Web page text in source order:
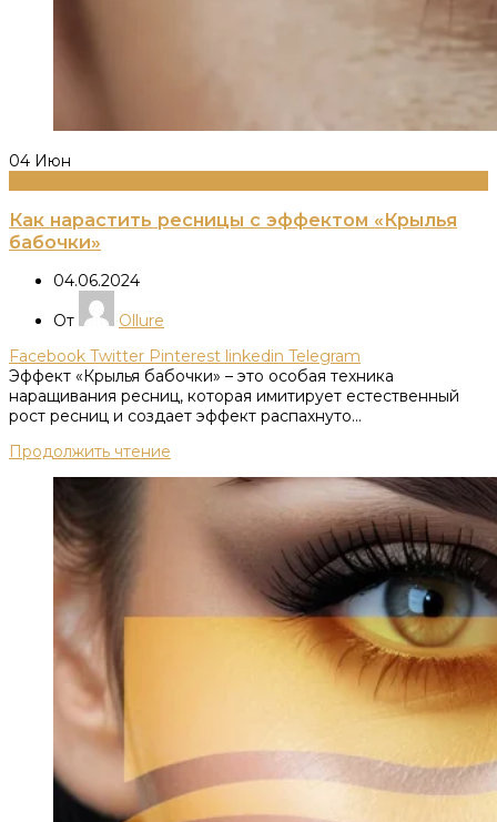
04 Июн
Как нарастить ресницы с эффектом «Крылья
бабочки»
04.06.2024
От
Ollure
Facebook Twitter Pinterest linkedin Telegram
Эффект «Крылья бабочки» – это особая техника
наращивания ресниц, которая имитирует естественный
рост ресниц и создает эффект распахнуто...
Продолжить чтение